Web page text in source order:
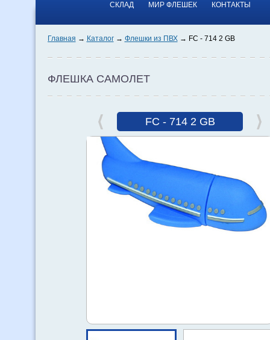
СКЛАД МИР ФЛЕШЕК КОНТАКТЫ
Главная Каталог Флешки из ПВХ FC - 714 2 GB
ФЛЕШКА САМОЛЕТ
FC - 714 2 GB